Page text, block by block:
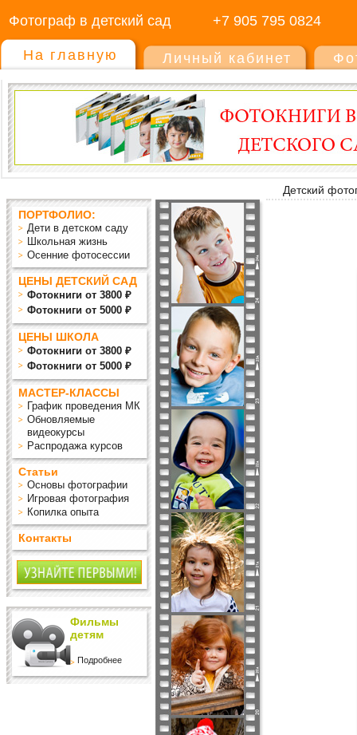
Фотограф в детский сад +7 905 795 0824
На главную Личный кабинет
Детский
ПОРТФОЛИО:
Дети в детском саду
Школьная жизнь
Осенние фотосессии
ЦЕНЫ ДЕТСКИЙ САД
Фотокниги от 3800 ₽
Фотокниги от 5000 ₽
ЦЕНЫ ШКОЛА
Фотокниги от 3800 ₽
Фотокниги от 5000 ₽
МАСТЕР-КЛАССЫ
График проведения МК
Обновляемые
видеокурсы
Распродажа курсов
Статьи
Основы фотографии
Игровая фотография
Копилка опыта
Контакты
Фильмы
детям
Подробнее